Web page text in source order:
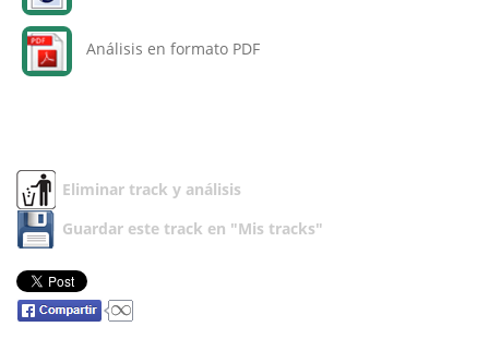
Análisis en formato PDF
Eliminar track y análisis
Guardar este track en "Mis tracks"